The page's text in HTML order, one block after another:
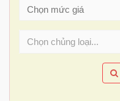
Chọn chủng loại...